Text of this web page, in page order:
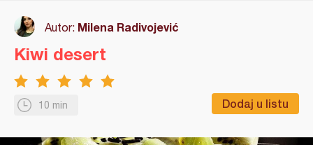
Autor: Milena Radivojević
10 min Dodaj u listu
Kiwi desert